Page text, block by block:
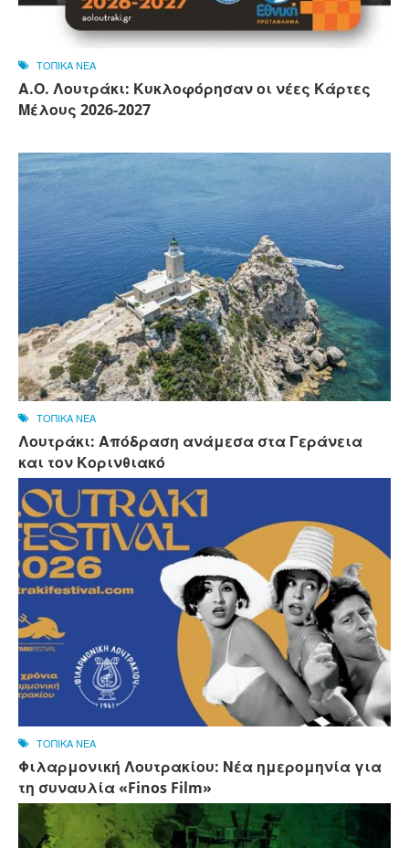
ΤΟΠΙΚΑ ΝΕΑ
Α.Ο. Λουτράκι: Κυκλοφόρησαν οι νέες Κάρτες
Μέλους 2026-2027
ΤΟΠΙΚΑ ΝΕΑ
Λουτράκι: Απόδραση ανάμεσα στα Γεράνεια
και τον Κορινθιακό
ΤΟΠΙΚΑ ΝΕΑ
Φιλαρμονική Λουτρακίου: Νέα ημερομηνία για
τη συναυλία «Finos Film»